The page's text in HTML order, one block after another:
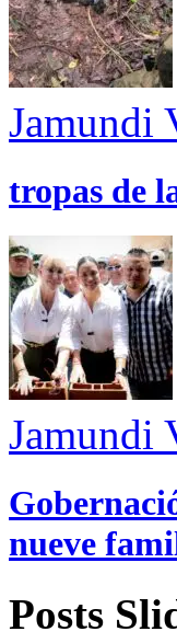
Jamundi
tropas de
Jamundi
nueve
Posts